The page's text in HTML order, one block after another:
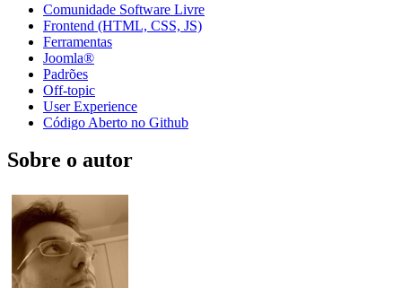
Comunidade Software Livre
Frontend (HTML, CSS, JS)
Ferramentas
Joomla®
Padrões
Off-topic
User Experience
Código Aberto no Github
Sobre o autor